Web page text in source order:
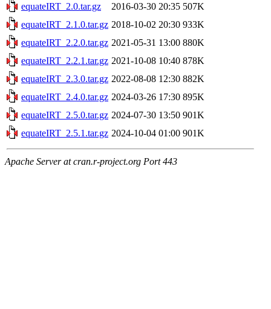
equateIRT_2.0.tar.gz
2016-03-30 20:35 507K
equateIRT_2.1.0.tar.gz 2018-10-02 20:30 933K
equateIRT_2.2.0.tar.gz 2021-05-31 13:00 880K
equateIRT_2.2.1.tar.gz 2021-10-08 10:40 878K
equateIRT_2.3.0.tar.gz 2022-08-08 12:30 882K
equateIRT_2.4.0.tar.gz 2024-03-26 17:30 895K
equateIRT_2.5.0.tar.gz 2024-07-30 13:50 901K
equateIRT_2.5.1.tar.gz 2024-10-04 01:00 901K
Apache Server at cran.r-project.org Port 443